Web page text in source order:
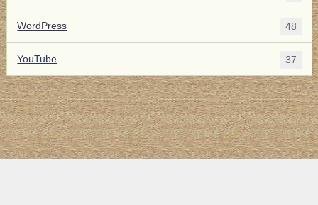
WordPress 48
YouTube 37